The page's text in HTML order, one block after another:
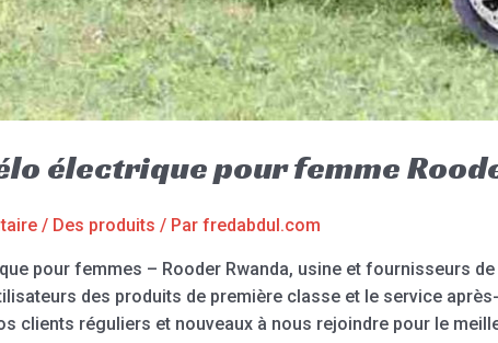
électrique pour femme
/ Des produits / Par fredabdul.com
pour femmes – Rooder Rwanda, usine et fournisseurs
des produits de première classe et le service
clients réguliers et nouveaux à nous rejoindre pour le